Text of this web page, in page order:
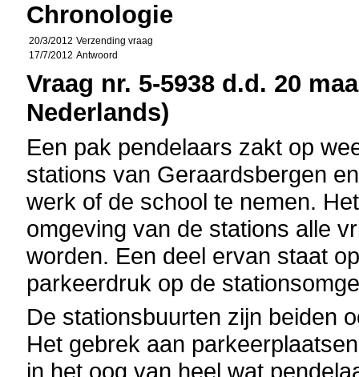
Chronologie
20/3/2012 Verzending vraag
17/7/2012 Antwoord
Vraag nr. 5-5938 d.d. 20
Nederlands)
Een pak pendelaars zakt op
stations van Geraardsbergen
werk of de school te nemen.
omgeving van de stations alle
worden. Een deel ervan staat
parkeerdruk op de
De stationsbuurten zijn beiden
Het gebrek aan
in het oog van heel wat